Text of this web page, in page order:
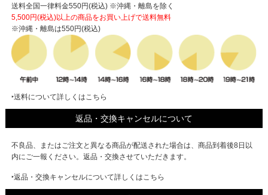
送料全国一律料金550円(税込) ※沖縄・離島を除く
5,500円(税込)以上の商品をお買い上げで送料無料
※沖縄・離島は550円(税込)
‣送料について詳しくはこちら
返品・交換キャンセルについて
不良品、またはご注文と異なる商品が配送された場合は、商品到着後8日以
内にご一報ください。返品・交換させていただきます。
‣返品・交換キャンセルについて詳しくはこちら